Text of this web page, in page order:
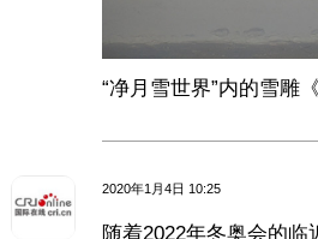
“净月雪世界”内的雪雕
2020年1月4日 10:25
随着2022年冬奥会的